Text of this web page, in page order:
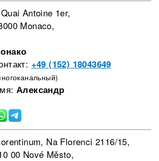
Antoine 1er,
Monaco,
+49 (152) 18043649
Александр
Na Florenci 2116/15,
00 Nové Město,